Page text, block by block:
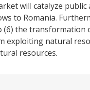
will catalyze public
to Romania.
(6) the transformation
exploiting natural
resources.